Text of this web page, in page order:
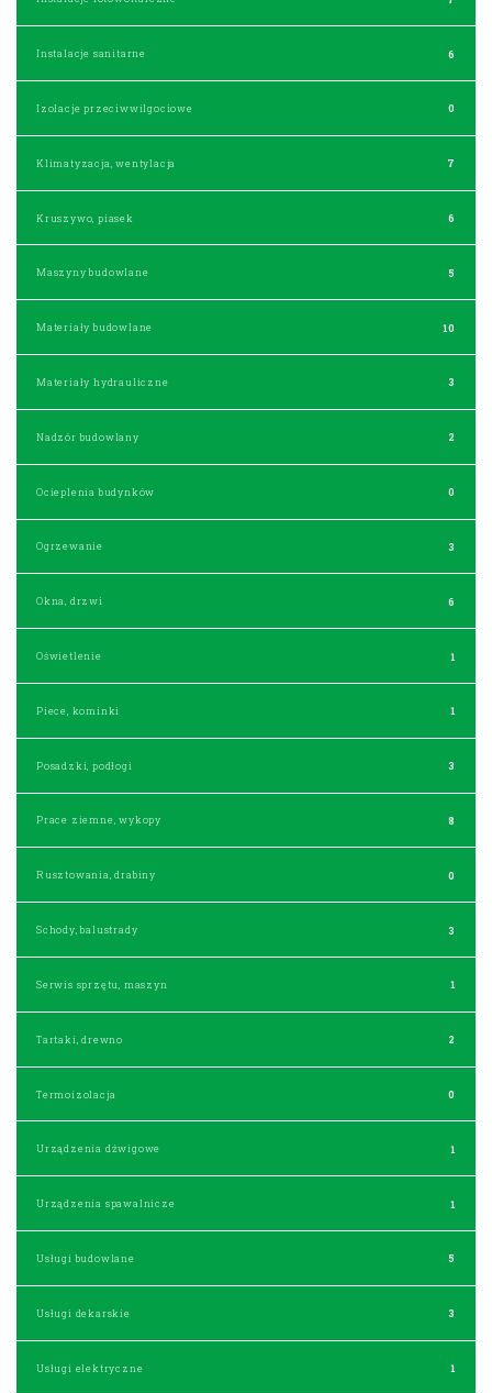
Instalacje sanitarne 6
Izolacje przeciwwilgociowe 0
Klimatyzacja, wentylacja 7
Kruszywo, piasek 6
Maszyny budowlane 5
Materiały budowlane 10
Materiały hydrauliczne 3
Nadzór budowlany 2
Ocieplenia budynków 0
Ogrzewanie 3
Okna, drzwi 6
Oświetlenie 1
Piece, kominki 1
Posadzki, podłogi 3
Prace ziemne, wykopy 8
Rusztowania, drabiny 0
Schody, balustrady 3
Serwis sprzętu, maszyn 1
Tartaki, drewno 2
Termoizolacja 0
Urządzenia dźwigowe 1
Urządzenia spawalnicze 1
Usługi budowlane 5
Usługi dekarskie 3
Usługi elektryczne 1